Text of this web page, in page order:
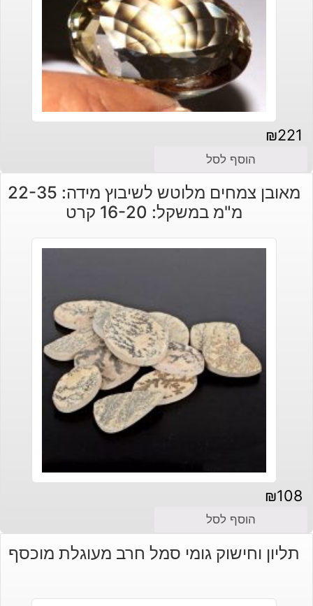
₪221
הוסף לסל
מאובן צמחים מלוטש לשיבוץ מידה: 22-35
מ"מ במשקל: 16-20 קרט
₪108
הוסף לסל
תליון וחישוק גומי סמל חרב מעוגלת מוכסף